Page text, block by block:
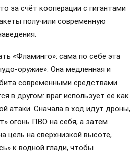
за счёт кооперации с гигантами
получили современную
«Фламинго»: сама по себе эта
оружие». Она медленная и
современными средствами
в другом: враг использует её как
атаки. Сначала в ход идут дроны,
огонь ПВО на себя, а затем
цель на сверхнизкой высоте,
к водной глади, чтобы